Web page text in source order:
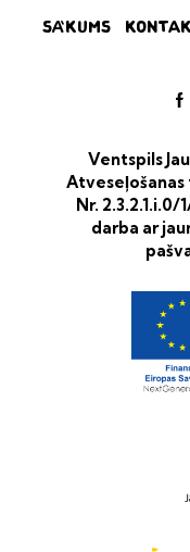
Sākums
Ventspils
Nr.
darba ar